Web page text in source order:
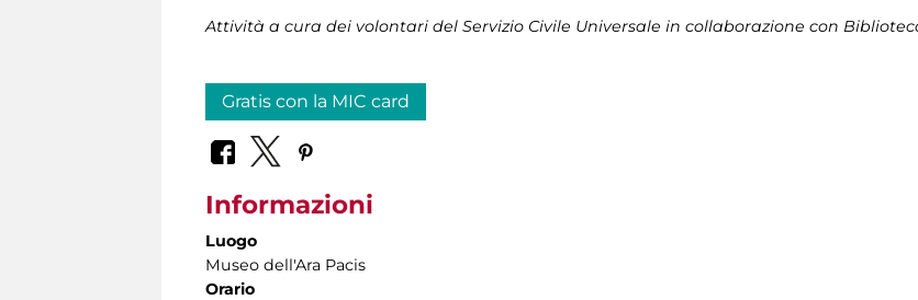
Attività a cura dei volontari del Servizio Civile Universale in collaborazione con
Gratis con la MIC card
Informazioni
Luogo
Museo dell'Ara Pacis
Orario